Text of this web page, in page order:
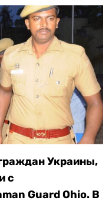
Украины,
с
Guard Ohio. В